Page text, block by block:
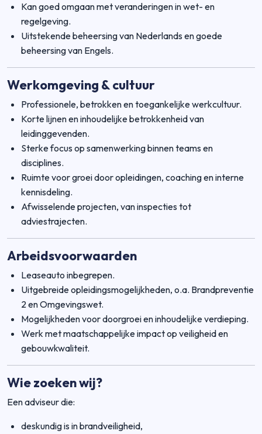
Kan goed omgaan met veranderingen in wet- en
regelgeving.
Uitstekende beheersing van Nederlands en goede
beheersing van Engels.
Werkomgeving & cultuur
Professionele, betrokken en toegankelijke werkcultuur.
Korte lijnen en inhoudelijke betrokkenheid van
leidinggevenden.
Sterke focus op samenwerking binnen teams en
disciplines.
Ruimte voor groei door opleidingen, coaching en interne
kennisdeling.
Afwisselende projecten, van inspecties tot
adviestrajecten.
Arbeidsvoorwaarden
Leaseauto inbegrepen.
Uitgebreide opleidingsmogelijkheden, o.a. Brandpreventie
2 en Omgevingswet.
Mogelijkheden voor doorgroei en inhoudelijke verdieping.
Werk met maatschappelijke impact op veiligheid en
gebouwkwaliteit.
Wie zoeken wij?
Een adviseur die:
deskundig is in brandveiligheid,